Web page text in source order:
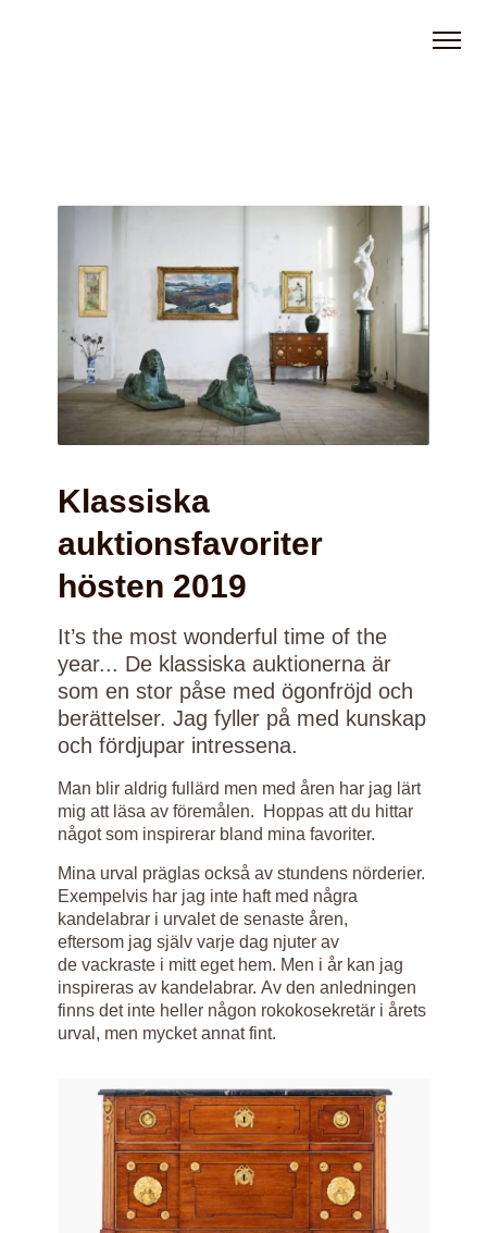
Klassiska
auktionsfavoriter
hösten 2019
It’s the most wonderful time of the
year... De klassiska auktionerna är
som en stor påse med ögonfröjd och
berättelser. Jag fyller på med kunskap
och fördjupar intressena.
Man blir aldrig fullärd men med åren har jag lärt
mig att läsa av föremålen. Hoppas att du hittar
något som inspirerar bland mina favoriter.
Mina urval präglas också av stundens nörderier.
Exempelvis har jag inte haft med några
kandelabrar i urvalet de senaste åren,
eftersom jag själv varje dag njuter av
de vackraste i mitt eget hem. Men i år kan jag
inspireras av kandelabrar. Av den anledningen
finns det inte heller någon rokokosekretär i årets
urval, men mycket annat fint.